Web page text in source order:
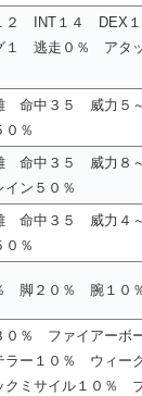
２ INT１４ DEX
１ 逃走０％ アタ
命中３５ 威力５
０％
命中３５ 威力８～
ン５０％
命中３５ 威力４
０％
脚２０％ 腕１０
０％ ファイアーボ
ラー１０％ ウィー
ミサイル１０％